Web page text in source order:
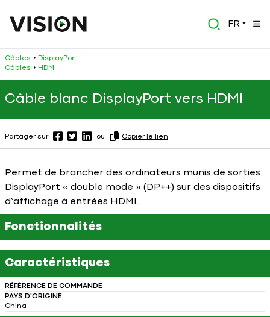
FR
Câbles
DisplayPort
Câbles
HDMI
Câble blanc DisplayPort vers HDMI
Partager sur ou Copier le lien
Permet de brancher des ordinateurs munis de sorties
DisplayPort « double mode » (DP++) sur des dispositifs
d’affichage à entrées HDMI.
Fonctionnalités
Caractéristiques
RÉFÉRENCE DE COMMANDE
PAYS D'ORIGINE
China